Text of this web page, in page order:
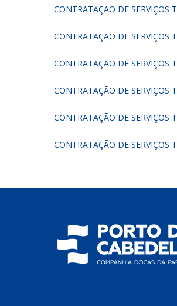
CONTRATAÇÃO DE
CONTRATAÇÃO DE
CONTRATAÇÃO DE
CONTRATAÇÃO DE
CONTRATAÇÃO DE
CONTRATAÇÃO DE